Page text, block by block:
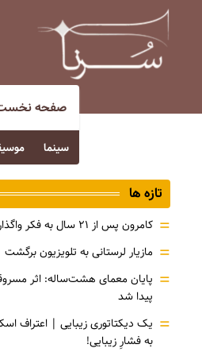
صفحه
سینما
تازه ها
= کامرون پس از ۲۱ سال به فکر واگذاری «آواتار» افتاد
= مازیار لرستانی به تلویزیون برگشت
= پایان معمای هشت‌ساله: اثر
پیدا شد
= یک دیکتاتوری زیبایی | اعتراف
به فشارِ زیبایی!